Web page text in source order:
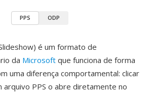
PPS ODP
é um formato de
da Microsoft que funciona de forma
uma diferença comportamental: clicar
arquivo PPS o abre diretamente no